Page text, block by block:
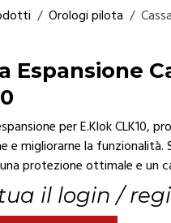
Orologi pilota
Espansione
per E.Klok CLK10,
e migliorarne la
protezione ottimale e un
il login /